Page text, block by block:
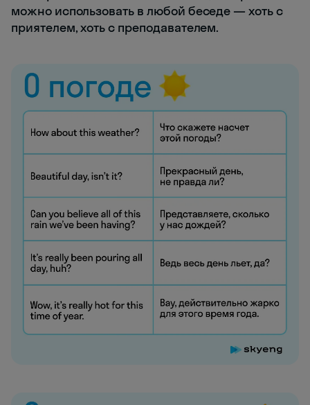
можно использовать в любой беседе — хоть с
приятелем, хоть с преподавателем.